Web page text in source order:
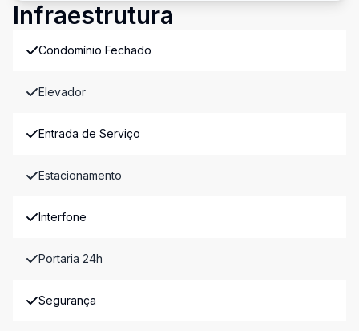
Infraestrutura
Condomínio Fechado
Elevador
Entrada de Serviço
Estacionamento
Interfone
Portaria 24h
Segurança